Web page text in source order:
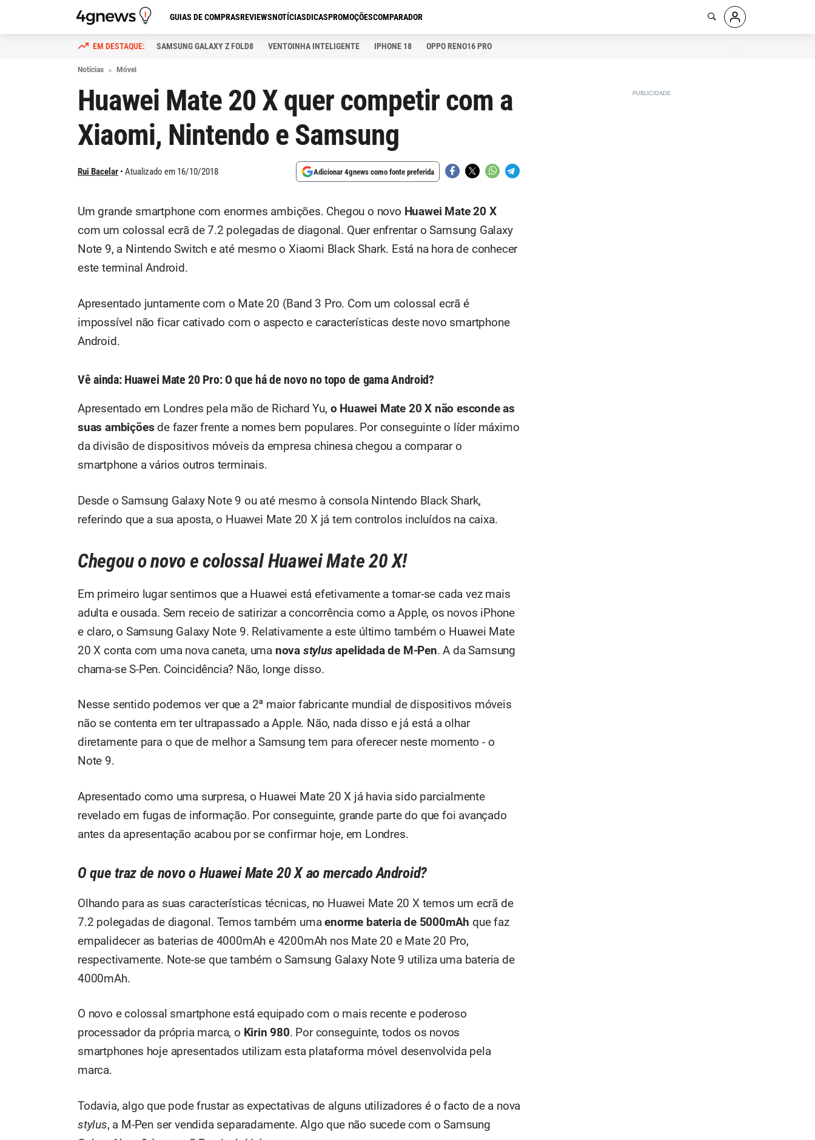
GUIAS DE COMPRASREVIEWSNOTÍCIASDICASPROMOÇÕESCOMPARADOR
SAMSUNG GALAXY Z FOLD8 VENTOINHA INTELIGENTE IPHONE 18 OPPO RENO16 PRO
Notícias Móvel
Huawei Mate 20 X quer competir com a
Xiaomi, Nintendo e Samsung
Rui Bacelar Atualizado em 16/10/2018 Adicionar 4gnews como fonte preferida
Um grande smartphone com enormes ambições. Chegou o novo Huawei Mate 20 X
com um colossal ecrã de 7.2 polegadas de diagonal. Quer enfrentar o Samsung Galaxy
Note 9, a Nintendo Switch e até mesmo o Xiaomi Black Shark. Está na hora de conhecer
este terminal Android.
Apresentado juntamente com o Mate 20 (Band 3 Pro. Com um colossal ecrã é
impossível não ficar cativado com o aspecto e características deste novo smartphone
Android.
Vê ainda: Huawei Mate 20 Pro: O que há de novo no topo de gama Android?
Apresentado em Londres pela mão de Richard Yu, o Huawei Mate 20 X não esconde as
suas ambições de fazer frente a nomes bem populares. Por conseguinte o líder máximo
da divisão de dispositivos móveis da empresa chinesa chegou a comparar o
smartphone a vários outros terminais.
Desde o Samsung Galaxy Note 9 ou até mesmo à consola Nintendo Black Shark,
referindo que a sua aposta, o Huawei Mate 20 X já tem controlos incluídos na caixa.
Chegou o novo e colossal Huawei Mate 20 X!
Em primeiro lugar sentimos que a Huawei está efetivamente a tornar-se cada vez mais
adulta e ousada. Sem receio de satirizar a concorrência como a Apple, os novos iPhone
e claro, o Samsung Galaxy Note 9. Relativamente a este último também o Huawei Mate
20 X conta com uma nova caneta, uma nova stylus apelidada de M-Pen. A da Samsung
chama-se S-Pen. Coincidência? Não, longe disso.
Nesse sentido podemos ver que a 2ª maior fabricante mundial de dispositivos móveis
não se contenta em ter ultrapassado a Apple. Não, nada disso e já está a olhar
diretamente para o que de melhor a Samsung tem para oferecer neste momento - o
Note 9.
Apresentado como uma surpresa, o Huawei Mate 20 X já havia sido parcialmente
revelado em fugas de informação. Por conseguinte, grande parte do que foi avançado
antes da apresentação acabou por se confirmar hoje, em Londres.
O que traz de novo o Huawei Mate 20 X ao mercado Android?
Olhando para as suas características técnicas, no Huawei Mate 20 X temos um ecrã de
7.2 polegadas de diagonal. Temos também umaenorme bateria de 5000mAh que faz
empalidecer as baterias de 4000mAh e 4200mAh nos Mate 20 e Mate 20 Pro,
respectivamente. Note-se que também o Samsung Galaxy Note 9 utiliza uma bateria de
4000mAh.
O novo e colossal smartphone está equipado com o mais recente e poderoso
processador da própria marca, o Kirin 980. Por conseguinte, todos os novos
smartphones hoje apresentados utilizam esta plataforma móvel desenvolvida pela
marca.
Todavia, algo que pode frustar as expectativas de alguns utilizadores é o facto de a nova
stylus, a M-Pen ser vendida separadamente. Algo que não sucede com o Samsung